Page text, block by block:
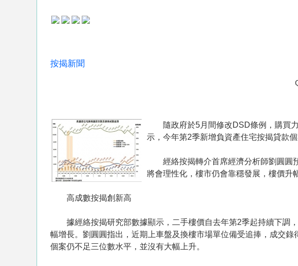
按揭新聞
隨政府於5月間修改DSD條例，購買力
示，今年第2季新增負資產住宅按揭貸款
經絡按揭轉介首席經濟分析師劉圓圓預
將會理性化，樓市仍會靠穩發展，樓價升
高成數按揭創新高
據經絡按揭研究部數據顯示，二手樓價自去年第2季起持續下調
幅增長。劉圓圓指出，近期上車盤及換樓市場單位備受追捧，成交
個案仍不足三位數水平，並沒有大幅上升。